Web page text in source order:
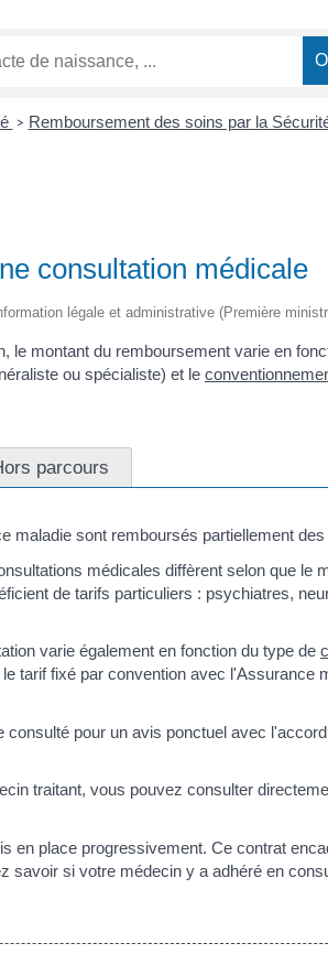
> Remboursement des soins par la
consultation médicale
légale et administrative (Première
le montant du remboursement varie en
ou spécialiste) et le
parcours
maladie sont remboursés partiellement
médicales diffèrent selon que le
de tarifs particuliers : psychiatres,
varie également en fonction du type de
tarif fixé par convention avec l'Assurance
consulté pour un avis ponctuel avec
traitant, vous pouvez consulter
en place progressivement. Ce contrat
savoir si votre médecin y a adhéré en